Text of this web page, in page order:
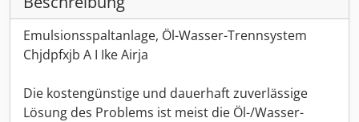
Emulsionsspaltanlage, Öl-Wasser-Trennsystem
Chjdpfxjb A I Ike Airja
Die kostengünstige und dauerhaft zuverlässige
Lösung des Problems ist meist die Öl-/Wasser-